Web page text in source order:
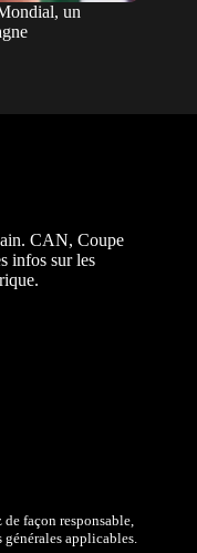
un
CAN, Coupe
infos sur les
façon responsable,
applicables.